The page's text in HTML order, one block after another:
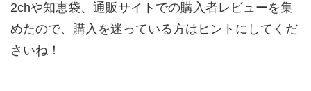
2chや知恵袋、通販サイトでの購入者レビューを集
めたので、購入を迷っている方はヒントにしてくだ
さいね！